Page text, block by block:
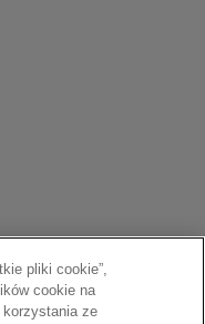
pliki cookie”,
cookie na
korzystania ze